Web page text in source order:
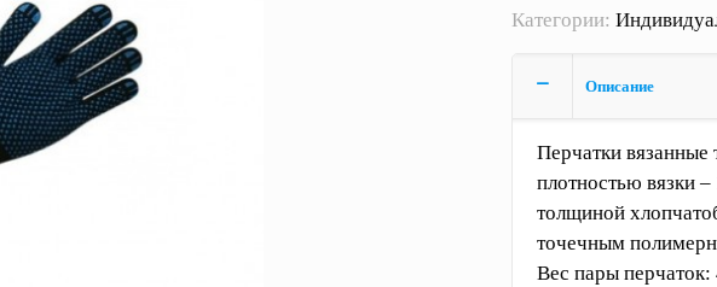
Категории:
Описание
Перчатки вязанные
плотностью вязки
толщиной
точечным
Вес пары перчаток: